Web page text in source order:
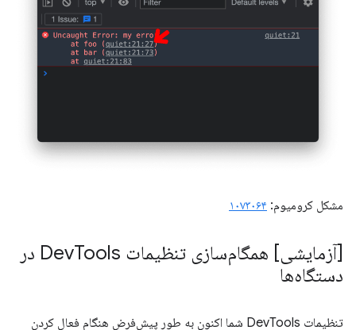
مشکل کرومیوم: ۱۰۷۳۰۶۴
[آزمایشی] همگام‌سازی تنظیمات Dev
Tools در
دستگاه‌ها
تنظیمات DevTools شما اکنون به طور پیش‌فرض هنگام فعال کردن